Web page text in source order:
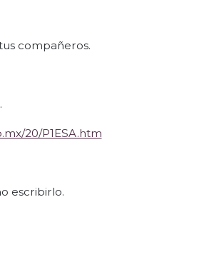
compañeros.
20/P1ESA.htm
escribirlo.